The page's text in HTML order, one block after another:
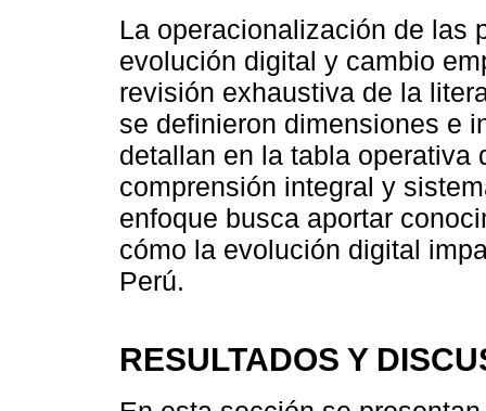
La operacionalización de las
evolución digital y cambio
revisión exhaustiva de la
se definieron dimensiones e
detallan en la tabla operativa
comprensión integral y
enfoque busca aportar
cómo la evolución digital
Perú.
RESULTADOS Y